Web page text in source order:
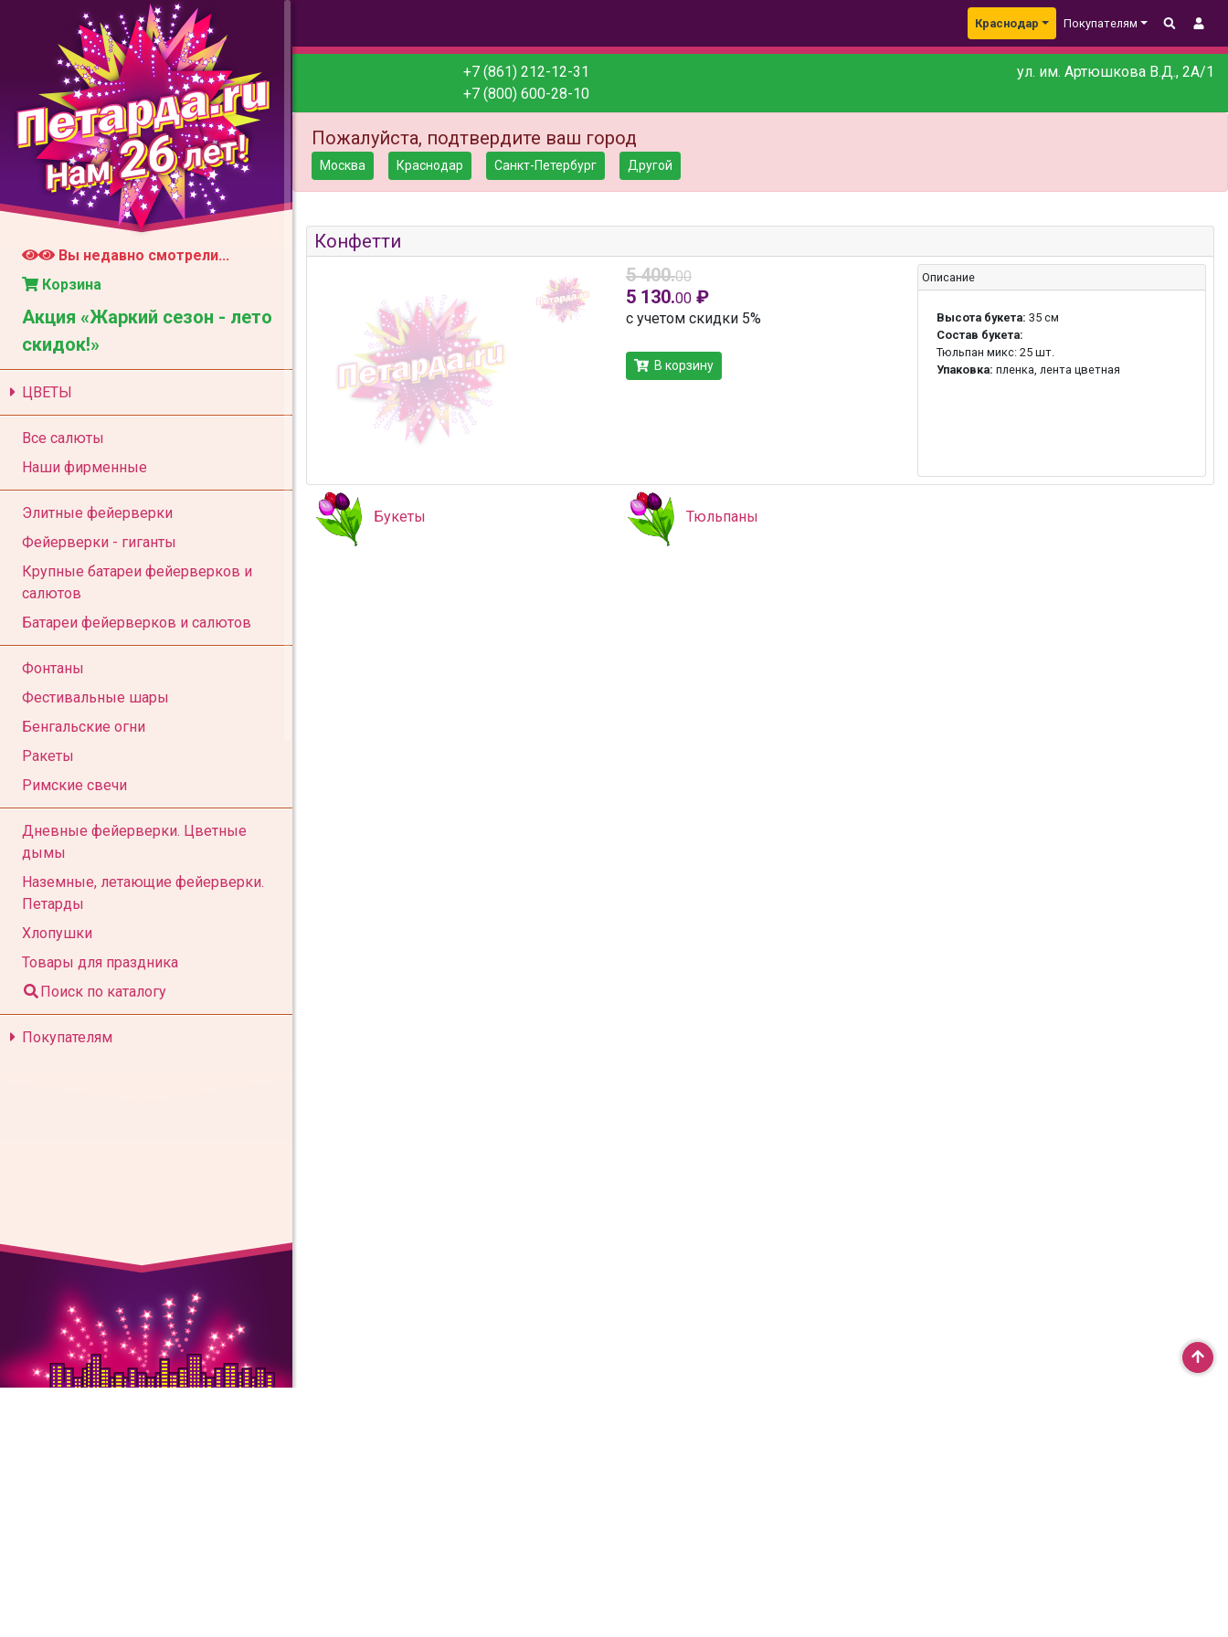
Нам26лет!
Вы недавно смотрели...
Корзина
Акция «Жаркий сезон - лето
скидок!»
ЦВЕТЫ
Все салюты
Наши фирменные
Элитные фейерверки
Фейерверки - гиганты
Крупные батареи фейерверков и
салютов
Батареи фейерверков и салютов
Фонтаны
Фестивальные шары
Бенгальские огни
Ракеты
Римские свечи
Дневные фейерверки. Цветные
дымы
Наземные, летающие фейерверки.
Петарды
Хлопушки
Товары для праздника
Поиск по каталогу
Покупателям
Краснодар Покупателям
+7 (861) 212-12-31
+7 (800) 600-28-10
ул. им. Артюшкова В.Д., 2А/1
Пожалуйста, подтвердите ваш город
Москва Краснодар Санкт-Петербург Другой
Конфетти
5 400.00
5 130.00₽
с учетом скидки 5%
В корзину
Описание
Высота букета: 35 см
Состав букета:
Тюльпан микс: 25 шт.
Упаковка: пленка, лента цветная
Букеты Тюльпаны